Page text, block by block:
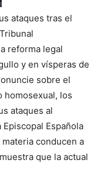
ataques tras el
reforma legal
y en vísperas de
sobre el
homosexual, los
ataques al
Española
conducen a
que la actual